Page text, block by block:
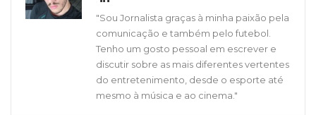
"Sou Jornalista graças à minha paixão pela
comunicação e também pelo futebol.
Tenho um gosto pessoal em escrever e
discutir sobre as mais diferentes vertentes
do entretenimento, desde o esporte até
mesmo à música e ao cinema."